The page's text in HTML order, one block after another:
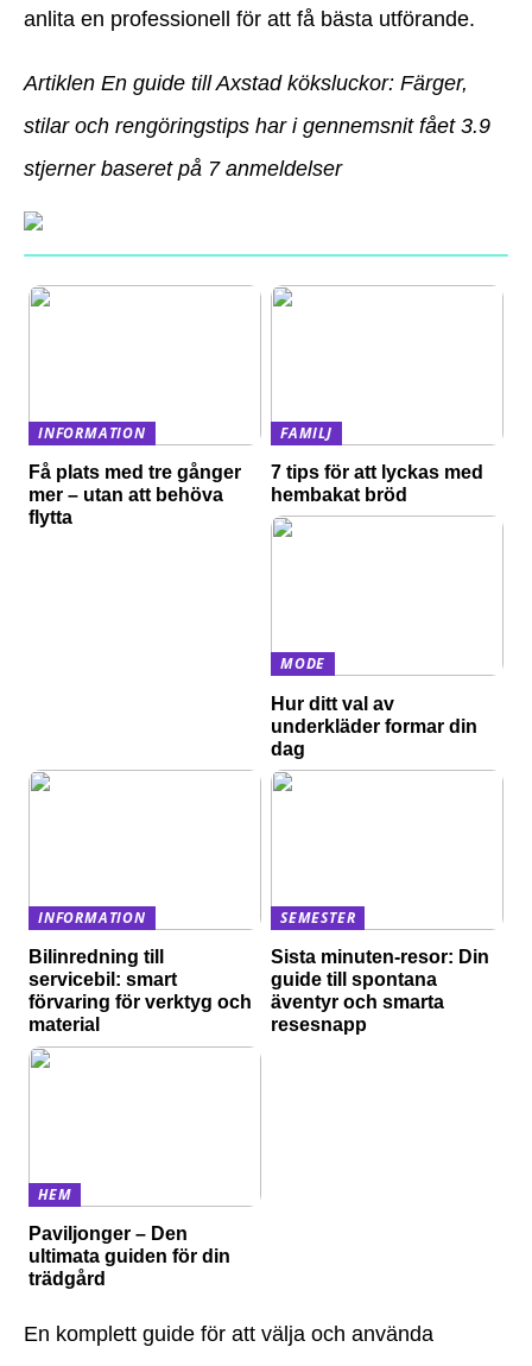
anlita en professionell för att få bästa utförande.
Artiklen En guide till Axstad köksluckor: Färger,
stilar och rengöringstips har i gennemsnit fået 3.9
stjerner baseret på 7anmeldelser
INFORMATION
Få plats med tre gånger
mer – utan att behöva
flytta
FAMILJ
7 tips för att lyckas med
hembakat bröd
MODE
Hur ditt val av
underkläder formar din
dag
INFORMATION
Bilinredning till
servicebil: smart
förvaring för verktyg och
material
SEMESTER
Sista minuten-resor: Din
guide till spontana
äventyr och smarta
resesnapp
HEM
Paviljonger – Den
ultimata guiden för din
trädgård
En komplett guide för att välja och använda